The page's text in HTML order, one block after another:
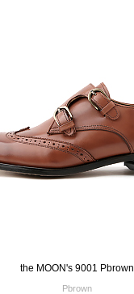
the MOON's 9001 Pbrown
Pbrown